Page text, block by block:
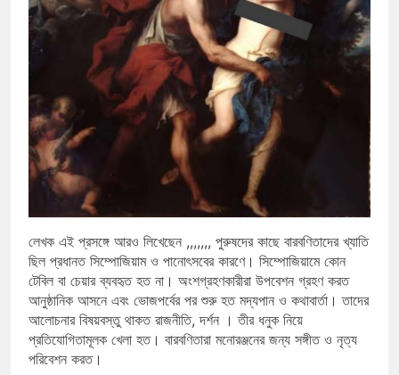
লেখক এই প্রসঙ্গে আরও লিখেছেন ,,,,,,, পুরুষদের কাছে বারবণিতাদের খ্যাতি
ছিল প্রধানত সিম্পোজিয়াম ও পানোৎসবের কারণে। সিম্পোজিয়ামে কোন
টেবিল বা চেয়ার ব্যবহৃত হত না। অংশগ্রহণকারীরা উপবেশন গ্রহণ করত
আনুষ্ঠানিক আসনে এবং ভোজপর্বের পর শুরু হত মদ্যপান ও কথাবার্তা। তাদের
আলোচনার বিষয়বস্তু থাকত রাজনীতি, দর্শন । তীর ধনুক নিয়ে
প্রতিযোগিতামূলক খেলা হত। বারবণিতারা মনোরঞ্জনের জন্য সঙ্গীত ও নৃত্য
পরিবেশন করত।